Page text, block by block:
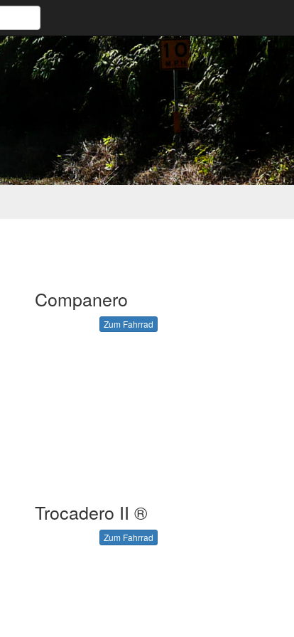
Companero
Zum Fahrrad
Trocadero II ®
Zum Fahrrad